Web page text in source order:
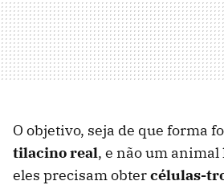
O objetivo, seja de que forma
tilacino real, e não um
eles precisam obtercélulas-